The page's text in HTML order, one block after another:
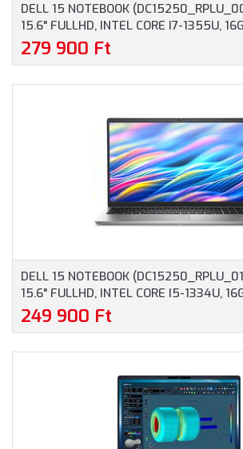
DELL 15 NOTEBOOK
15.6" FULLHD, INTEL CORE I7-1355U,
MAGYAR BILLENTYŰZET, WINDOWS 11
GARANCIA, EZÜST SZÍNBEN
279 900 Ft
DELL 15 NOTEBOOK
15.6" FULLHD, INTEL CORE I5-1334U,
MAGYAR BILLENTYŰZET, WINDOWS 11
GARANCIA, EZÜST SZÍNBEN
249 900 Ft